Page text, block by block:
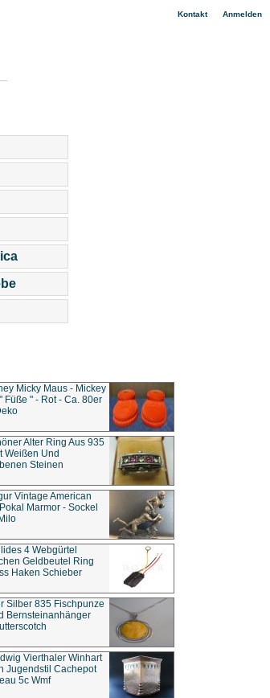
Kontakt| Anmelden
Micky Maus - Mickey
Füße " - Rot - Ca. 80er
Alter Ring Aus 935
Weißen Und
Steinen
Vintage American
Marmor - Sockel
4 Webgürtel
Geldbeutel Ring
Haken Schieber
Silber 835 Fischpunze
Bernsteinanhänger
Vierthaler Winhart
Jugendstil Cachepot
5c Wmf